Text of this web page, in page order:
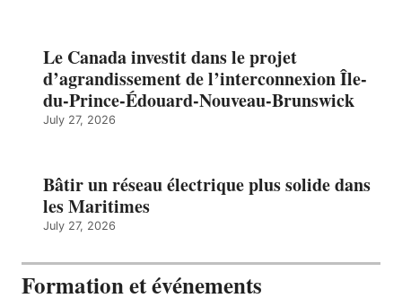
Le Canada investit dans le projet
d’agrandissement de l’interconnexion Île-
du-Prince-Édouard-Nouveau-Brunswick
July 27, 2026
Bâtir un réseau électrique plus solide dans
les Maritimes
July 27, 2026
Formation et événements